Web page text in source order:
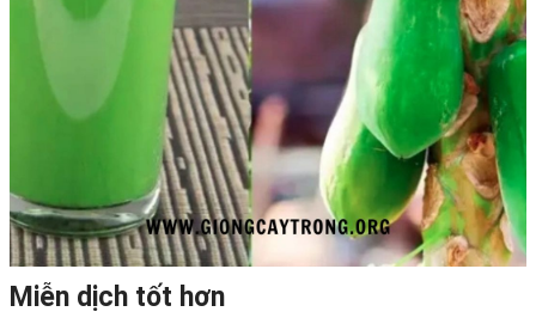
Miễn dịch tốt hơn